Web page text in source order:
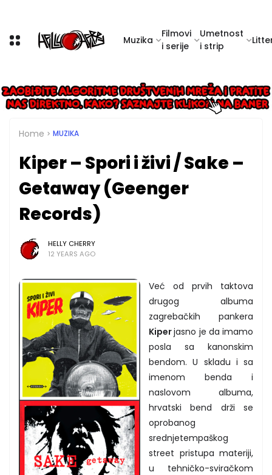
Muzika
Filmovi
i serije
Umetnost
i strip
Home MUZIKA
Kiper – Spori i živi / Sake –
Getaway (Geenger
Records)
HELLY CHERRY
12 YEARS AGO
Već od prvih taktova
drugog albuma
zagrebačkih pankera
Kiperjasno je da imamo
posla sa kanonskim
bendom. U skladu i sa
imenom benda i
naslovom albuma,
hrvatski bend drži se
oprobanog
srednjetempaškog
street pristupa materiji,
u tehničko-sviračkom